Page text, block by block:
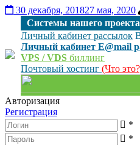
30 декабря, 201827 мая, 2020
Cистемы нашего проекта
Личный кабинет рассылок
Личный кабинет E@mail
VPS / VDS биллинг
Почтовый хостинг (Что
Авторизация
Регистрация
*
*